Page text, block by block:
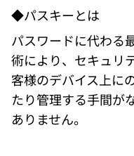
◆パスキーとは
パスワードに代わる
術により、セキュリ
客様のデバイス上に
たり管理する手間が
ありません。